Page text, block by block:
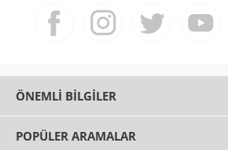
ÖNEMLI BILGILER
POPÜLER ARAMALAR